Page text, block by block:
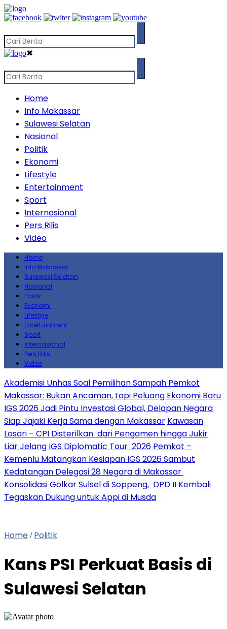
✖
Home
Info Makassar
Sulawesi Selatan
Nasional
Politik
Ekonomi
Lifestyle
Entertainment
Sport
Internasional
Pers Rilis
Video
Home
Info Makassar
Sulawesi Selatan
Nasional
Politik
Ekonomi
Lifestyle
Entertainment
Sport
Internasional
Pers Rilis
Video
Akademisi Unhas Soal Pemilihan Sampah Pemkot
Makassar: Bukan Ancaman, tapi Peluang Ekonomi Baru
IGS 2026 Jadi Pintu Investasi Global, Delapan Negara
Siap Jajaki Kerja Sama dengan Makassar Kawasan
Losari – CPI Disterilkan dari Pengamen hingga Jukir
Liar Jelang IGS Diplomatic Tour 2026 Pemkot –
Kemenlu Matangkan Kesiapan IGS 2026 Sambut
Kedatangan Delegasi 28 Negara di Makassar
Konsolidasi Golkar Sulsel di Soppeng, DPD II Kembali
Tegaskan Dukung untuk Appi di Musda
Home / Politik
Kans PSI Perkuat Basis di
Sulawesi Selatan